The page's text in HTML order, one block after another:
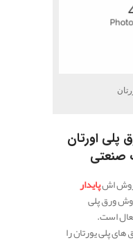
پلی اورتان
صنعتی
اشپایدار
ورق پلی
است.
پلی یورتان را